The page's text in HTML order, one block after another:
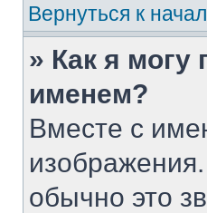
Вернуться к
» Как я могу
именем?
Вместе с
обычно это